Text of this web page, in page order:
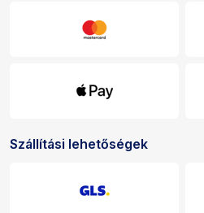
Szállítási lehetőségek